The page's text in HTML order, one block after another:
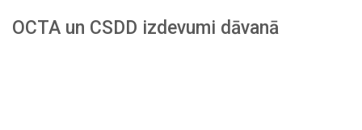
OCTA un CSDD izdevumi dāvanā